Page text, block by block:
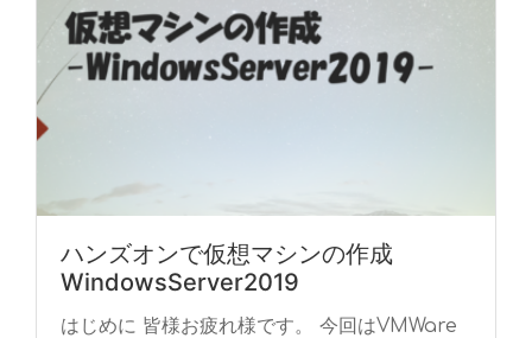
ハンズオンで仮想マシンの作成
WindowsServer2019
はじめに 皆様お疲れ様です。 今回はVMWare